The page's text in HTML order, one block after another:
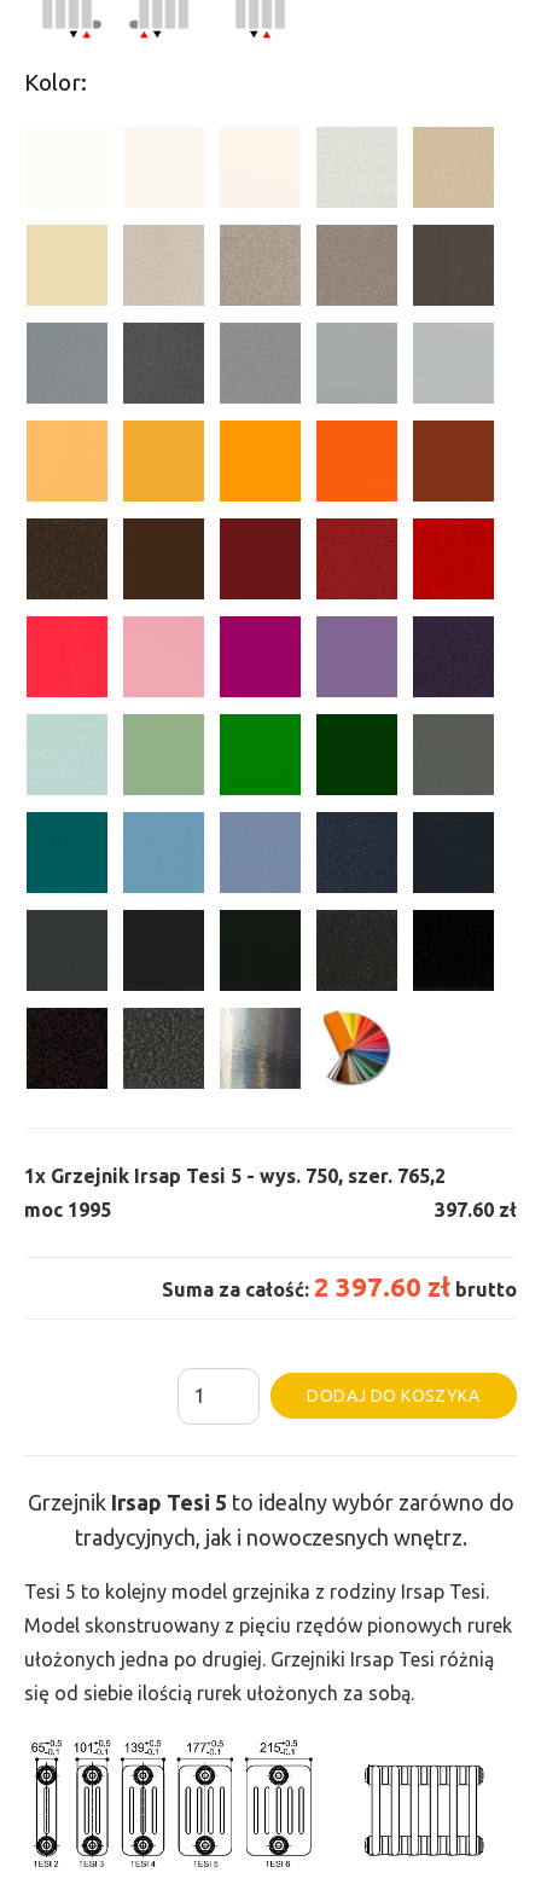
Kolor:
1x Grzejnik Irsap Tesi 5 - wys. 750, szer. 765,
moc 1995
2
397.60 zł
Suma za całość: 2 397.60 zł brutto
ilość
Grzejnik
-
wys.
750,
szer.
765,
1995
DODAJ DO KOSZYKA
Grzejnik Irsap Tesi 5 to idealny wybór zarówno do
tradycyjnych, jak i nowoczesnych wnętrz.
Tesi 5 to kolejny model grzejnika z rodziny Irsap Tesi.
Model skonstruowany z pięciu rzędów pionowych rurek
ułożonych jedna po drugiej. Grzejniki Irsap Tesi różnią
się od siebie ilością rurek ułożonych za sobą.